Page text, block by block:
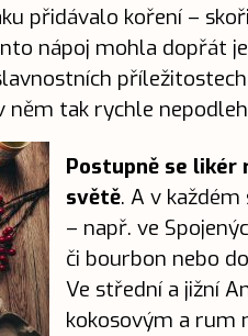
přidávalo koření –
nápoj mohla dopřát
tak rychle
Postupně se likér
světě. A v
– např. ve
či bourbon nebo
Ve střední a jižní
kokosovým a rum